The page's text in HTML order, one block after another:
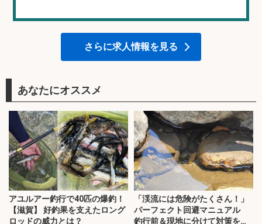
さらに求人情報を見る
あなたにオススメ
アユルアー釣行で40匹の爆釣！
【滋賀】 好釣果を支えたロング
ロッドの威力とは？
「渓流には危険がたくさん！」
パーフェクト回避マニュアル
釣行前＆現地に分けて対策を解